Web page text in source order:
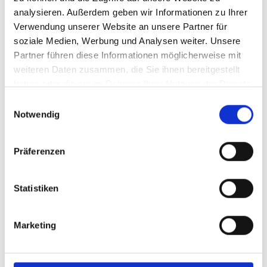
analysieren. Außerdem geben wir Informationen zu Ihrer
Verwendung unserer Website an unsere Partner für
soziale Medien, Werbung und Analysen weiter. Unsere
Partner führen diese Informationen möglicherweise mit
weiteren Daten zusammen, die Sie ihnen bereitgestellt
Notwendig
Präferenzen
Statistiken
Marketing
Inhalt: 9,00 Liter(13,20 € / 1 Liter)
inkl. MwSt.zzgl. Versandkosten
UVP
174,00 €
118,80 €
Bodegas Enate, Enate
Rosado, DO Somontano